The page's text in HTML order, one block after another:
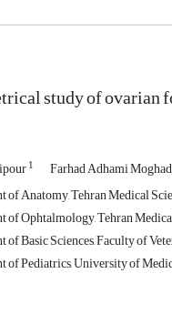
study of ovarian
1 Farhad Adhami
of Anatomy, Tehran Medical
of Ophtalmology, Tehran
of Basic Sciences, Faculty of
of Pediatrics, University of